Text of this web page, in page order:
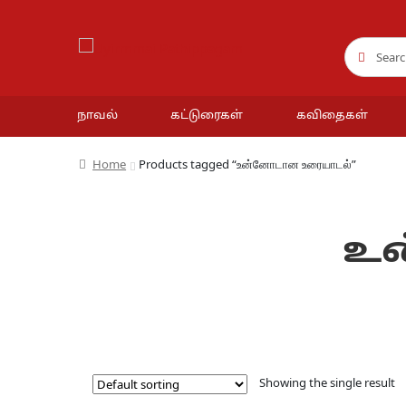
Search
for:
Search
நாவல் கட்டுரைகள் கவிதைகள்
Home Products tagged “உன்னோடான உரையாடல்”
Showing the single result